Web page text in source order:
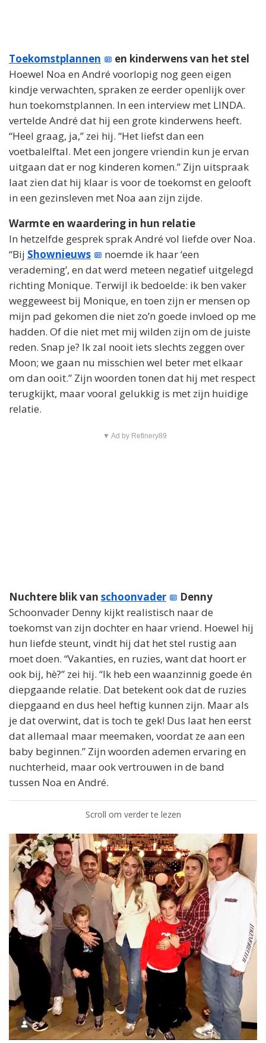
Toekomstplannen
en kinderwens van het stel
Hoewel Noa en André voorlopig nog geen eigen
kindje verwachten, spraken ze eerder openlijk over
hun toekomstplannen. In een interview met LINDA.
vertelde André dat hij een grote kinderwens heeft.
“Heel graag, ja,” zei hij. “Het liefst dan een
voetbalelftal. Met een jongere vriendin kun je ervan
uitgaan dat er nog kinderen komen.” Zijn uitspraak
laat zien dat hij klaar is voor de toekomst en gelooft
in een gezinsleven met Noa aan zijn zijde.
Warmte en waardering in hun relatie
In hetzelfde gesprek sprak André vol liefde over Noa.
“Bij Shownieuws
noemde ik haar ‘een
verademing’, en dat werd meteen negatief uitgelegd
richting Monique. Terwijl ik bedoelde: ik ben vaker
weggeweest bij Monique, en toen zijn er mensen op
mijn pad gekomen die niet zo’n goede invloed op me
hadden. Of die niet met mij wilden zijn om de juiste
reden. Snap je? Ik zal nooit iets slechts zeggen over
Moon; we gaan nu misschien wel beter met elkaar
om dan ooit.” Zijn woorden tonen dat hij met respect
terugkijkt, maar vooral gelukkig is met zijn huidige
relatie.
▼ Ad by Refinery89
Nuchtere blik van schoonvader
Denny
Schoonvader Denny kijkt realistisch naar de
toekomst van zijn dochter en haar vriend. Hoewel hij
hun liefde steunt, vindt hij dat het stel rustig aan
moet doen. “Vakanties, en ruzies, want dat hoort er
ook bij, hè?” zei hij. “Ik heb een waanzinnig goede én
diepgaande relatie. Dat betekent ook dat de ruzies
diepgaand en dus heel heftig kunnen zijn. Maar als
je dat overwint, dat is toch te gek! Dus laat hen eerst
dat allemaal maar meemaken, voordat ze aan een
baby beginnen.” Zijn woorden ademen ervaring en
nuchterheid, maar ook vertrouwen in de band
tussen Noa en André.
Scroll om verder te lezen